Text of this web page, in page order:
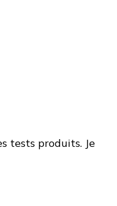
tests produits. Je